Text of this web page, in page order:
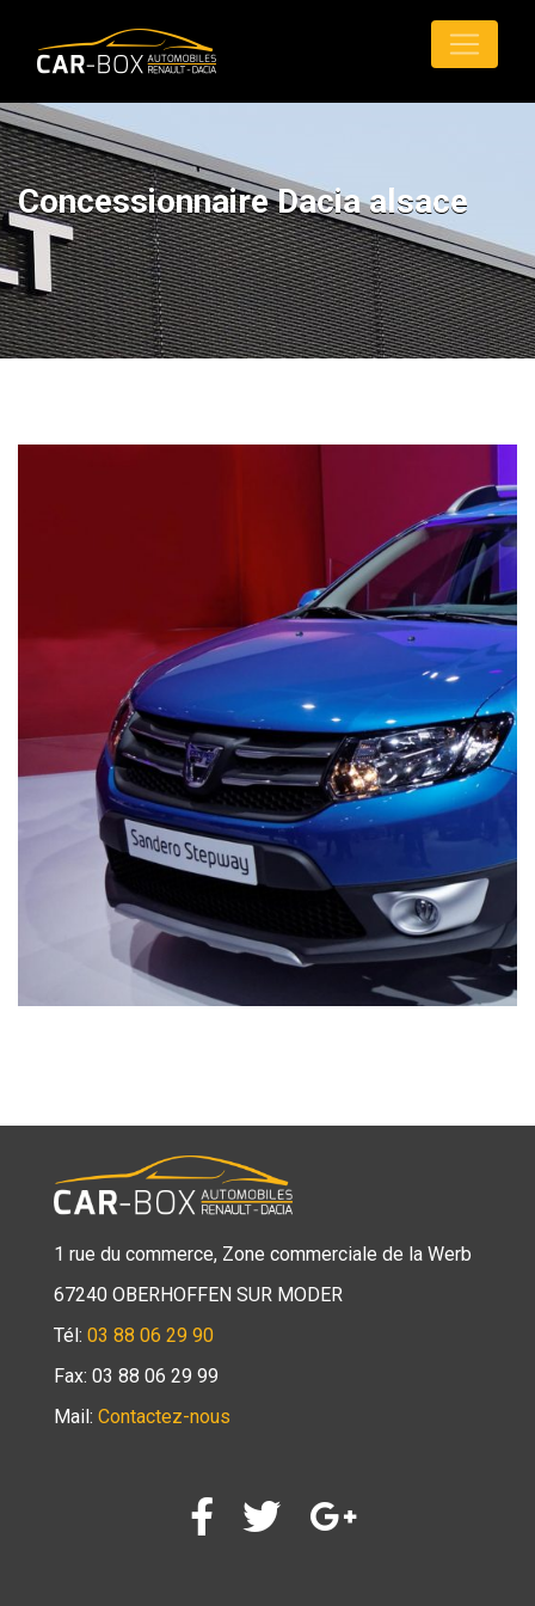
Concessionnaire Dacia alsace
1 rue du commerce, Zone commerciale de la Werb
67240 OBERHOFFEN SUR MODER
Tél: 03 88 06 29 90
Fax: 03 88 06 29 99
Mail: Contactez-nous